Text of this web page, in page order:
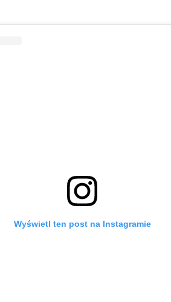
Wyświetl ten post na Instagramie